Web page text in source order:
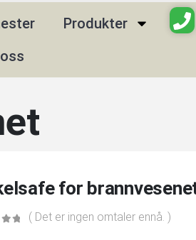
Produkter
for
( Det er ingen omtaler ennå. )